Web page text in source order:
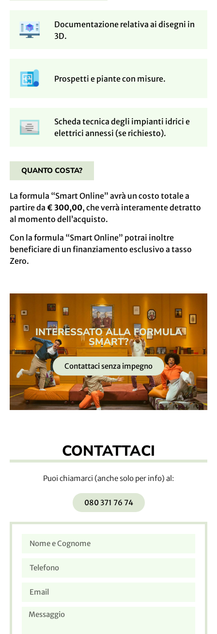
Documentazione relativa ai disegni in
3D.
Prospetti e piante con misure.
Scheda tecnica degli impianti idrici e
elettrici annessi (se richiesto).
QUANTO COSTA?
La formula “Smart Online” avrà un costo totale a
partire da € 300,00, che verrà interamente detratto
al momento dell’acquisto.
Con la formula “Smart Online” potrai inoltre
beneficiare di un finanziamento esclusivo a tasso
Zero.
INTERESSATO ALLA FORMULA
SMART?
Contattaci senza impegno
CONTATTACI
Puoi chiamarci (anche solo per info) al:
080 371 76 74